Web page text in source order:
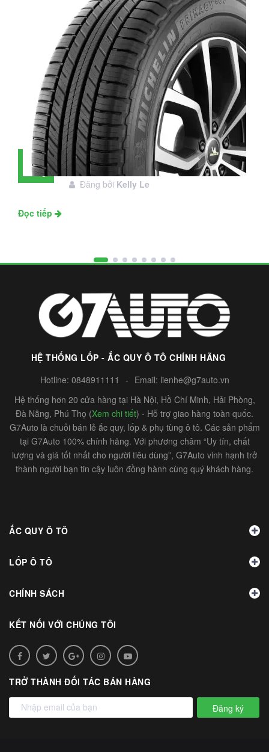
28
Tháng
Đánh giá lốp Michelin Primacy SUV:
Đáng đầu tư không?
Đăng bởi Kelly Le
Đọc tiếp
HỆ THỐNG LỐP - ẮC QUY Ô TÔ CHÍNH HÃNG
Hotline: 0848911111 - Email: lienhe@g7auto.vn
Hệ thống hơn 20 cửa hàng tại Hà Nội, Hồ Chí Minh, Hải Phòng,
Đà Nẵng, Phú Thọ (Xem chi tiết) - Hỗ trợ giao hàng toàn quốc.
G7Auto là chuỗi bán lẻ ắc quy, lốp & phụ tùng ô tô. Các sản phẩm
tại G7Auto 100% chính hãng. Với phương châm “Uy tín, chất
lượng và giá tốt nhất cho người tiêu dùng”, G7Auto vinh hạnh trở
thành người bạn tin cậy luôn đồng hành cùng quý khách hàng.
ẮC QUY Ô TÔ
LỐP Ô TÔ
CHÍNH SÁCH
KẾT NỐI VỚI CHÚNG TÔI
TRỞ THÀNH ĐỐI TÁC BÁN HÀNG
Đăng ký